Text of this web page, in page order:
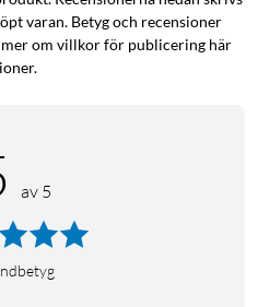
varan. Betyg och recensioner
mer om villkor för publicering här
av 5